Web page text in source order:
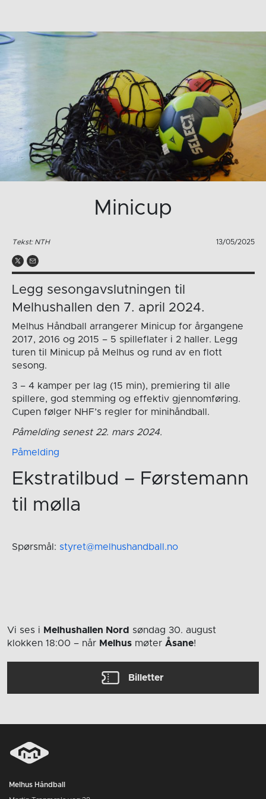
Minicup
Tekst: NTH 13/05/2025
Legg sesongavslutningen til
Melhushallen den 7. april 2024.
Melhus Håndball arrangerer Minicup for årgangene
2017, 2016 og 2015 – 5 spilleflater i 2 haller. Legg
turen til Minicup på Melhus og rund av en flott
sesong.
3 – 4 kamper per lag (15 min), premiering til alle
spillere, god stemming og effektiv gjennomføring.
Cupen følger NHF’s regler for minihåndball.
Påmelding senest 22. mars 2024.
Påmelding
Ekstratilbud – Førstemann
til mølla
Spørsmål: styret@melhushandball.no
Vi ses i Melhushallen Nord søndag 30. august
klokken 18:00 – når Melhus møter Åsane!
Billetter
Melhus Håndball